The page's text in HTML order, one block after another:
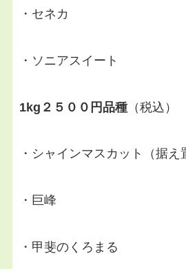
・セネカ
・ソニアスイート
1kg２５００円品種（税込）
・シャインマスカット（据え
・巨峰
・甲斐のくろまる